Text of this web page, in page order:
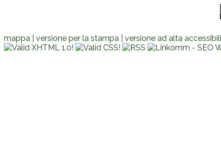
mappa versione per la stampa versione ad alta